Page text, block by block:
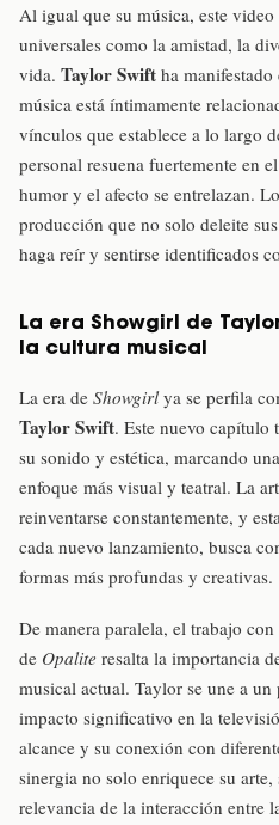
Al igual que su música, este
universales como la amistad, la
vida. Taylor Swift ha manifestado
música está íntimamente
vínculos que establece a lo largo
personal resuena fuertemente en
humor y el afecto se entrelazan.
producción que no solo deleite
haga reír y sentirse identificados
La era Showgirl de
la cultura musical
La era de Showgirlya se perfila
Taylor Swift. Este nuevo capítulo
su sonido y estética, marcando
enfoque más visual y teatral. La
reinventarse constantemente, y
cada nuevo lanzamiento, busca
formas más profundas y creativas.
De manera paralela, el trabajo con
de Opalite resalta la importancia
musical actual. Taylor se une a
impacto significativo en la
alcance y su conexión con
sinergia no solo enriquece su
relevancia de la interacción entre